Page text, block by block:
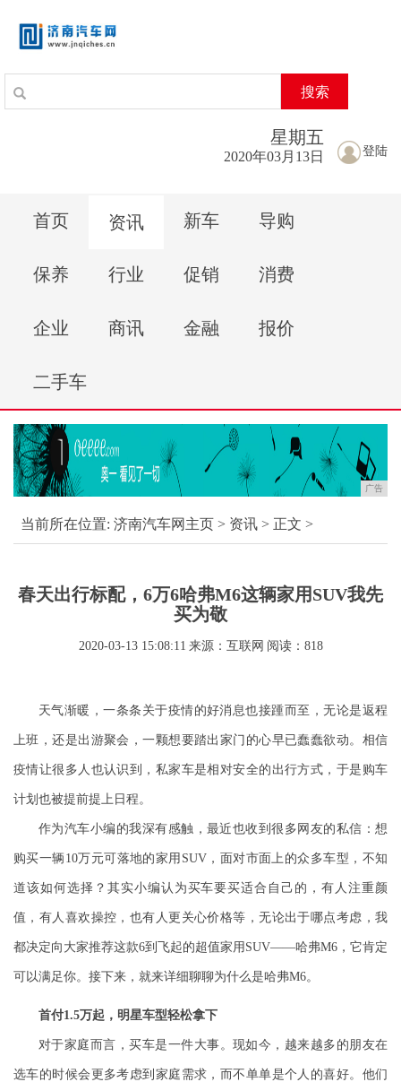
搜索
登陆
星期五
2020年03月13日
首页 资讯 新车 导购
保养 行业 促销 消费
企业 商讯 金融 报价
二手车
广告
当前所在位置: 济南汽车网主页 > 资讯 > 正文 >
春天出行标配，6万6哈弗M6这辆家用SUV我先
买为敬
2020-03-13 15:08:11 来源：互联网 阅读：818
天气渐暖 ，一条条关于疫情的好消息也接踵而至 ，无论是返程
上班，还是出游聚会，一颗想要踏出家门的心早已蠢蠢欲动。相信
疫情让很多人也认识到， 私家车是相对安全的出行方式，于是购车
计划也被提前提上 日程。
作为汽车小编的我深有感触，最近也收到很多 网友的私信：想
购买一辆10万元可落地的家用SUV，面对市面上的众多车型，不知
道该如何选择？其实小编认为买车要买适合自己的，有人注重颜
值，有人喜欢操控，也有人更关心价格等，无论出于哪点考虑，我
都决定向大家推荐这款6到飞起的超值家用SUV——哈弗M6， 它肯定
可以满足你。接下来，就来详细聊聊为什么是哈弗M6。
首付1.5万起，明星车型轻松拿下
对于家庭而言 ，买车是一件大事。 现如今，越来越多的朋友在
选车的时候会更多考虑到家庭 需求 ，而不单单是个人的喜好。他们